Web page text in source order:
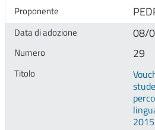
08/
29
2015